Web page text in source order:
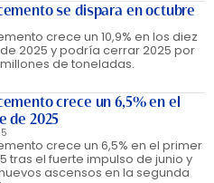
se dispara en octubre
crece un 10,9% en los diez
2025 y podría cerrar 2025 por
de toneladas.
crece un 6,5% en el
de 2025
crece un 6,5% en el primer
tras el fuerte impulso de junio y
ascensos en la segunda